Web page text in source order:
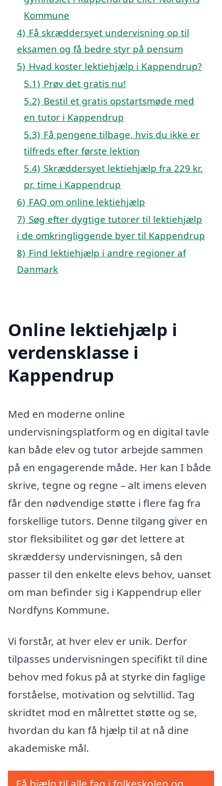
Kommune
4) Få skræddersyet undervisning op til
eksamen og få bedre styr på pensum
5) Hvad koster lektiehjælp i Kappendrup?
5.1) Prøv det gratis nu!
5.2) Bestil et gratis opstartsmøde med
en tutor i Kappendrup
5.3) Få pengene tilbage, hvis du ikke er
tilfreds efter første lektion
5.4) Skræddersyet lektiehjælp fra 229 kr.
pr. time i Kappendrup
6) FAQ om online lektiehjælp
7) Søg efter dygtige tutorer til lektiehjælp
i de omkringliggende byer til Kappendrup
8) Find lektiehjælp i andre regioner af
Danmark
Online lektiehjælp i
verdensklasse i
Kappendrup
Med en moderne online
undervisningsplatform og en digital tavle
kan både elev og tutor arbejde sammen
på en engagerende måde. Her kan I både
skrive, tegne og regne – alt imens eleven
får den nødvendige støtte i flere fag fra
forskellige tutors. Denne tilgang giver en
stor fleksibilitet og gør det lettere at
skræddersy undervisningen, så den
passer til den enkelte elevs behov, uanset
om man befinder sig i Kappendrup eller
Nordfyns Kommune.
Vi forstår, at hver elev er unik. Derfor
tilpasses undervisningen specifikt til dine
behov med fokus på at styrke din faglige
forståelse, motivation og selvtillid. Tag
skridtet mod en målrettet støtte og se,
hvordan du kan få hjælp til at nå dine
akademiske mål.